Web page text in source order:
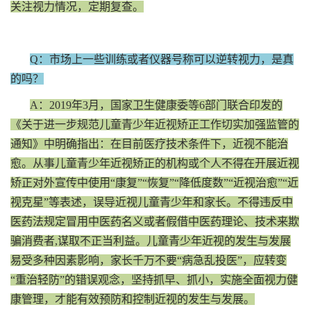
关注视力情况，定期复查。
Q：市场上一些训练或者仪器号称可以逆转视力，是真
的吗？
A：2019年3月，国家卫生健康委等6部门联合印发的
《关于进一步规范儿童青少年近视矫正工作切实加强监管的
通知》中明确指出：在目前医疗技术条件下，近视不能治
愈。从事儿童青少年近视矫正的机构或个人不得在开展近视
矫正对外宣传中使用“康复”“恢复”“降低度数”“近视治愈”“近
视克星”等表述，误导近视儿童青少年和家长。不得违反中
医药法规定冒用中医药名义或者假借中医药理论、技术来欺
骗消费者,谋取不正当利益。儿童青少年近视的发生与发展
易受多种因素影响，家长千万不要“病急乱投医”，应转变
“重治轻防”的错误观念，坚持抓早、抓小，实施全面视力健
康管理，才能有效预防和控制近视的发生与发展。